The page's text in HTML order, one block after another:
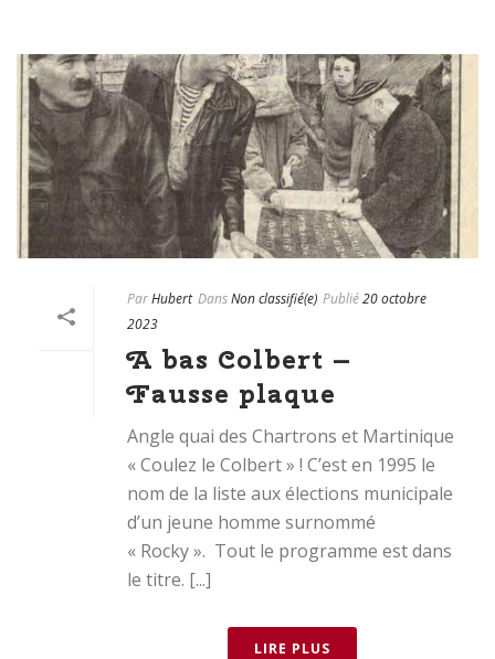
ParHubert DansNon classifié(e) Publié20 octobre
2023
A bas Colbert –
Fausse plaque
Angle quai des Chartrons et Martinique
« Coulez le Colbert » ! C’est en 1995 le
nom de la liste aux élections municipale
d’un jeune homme surnommé
« Rocky ». Tout le programme est dans
le titre. [...]
LIRE PLUS